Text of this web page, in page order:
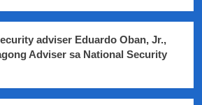
adviser Eduardo Oban, Jr.,
Adviser sa National Security